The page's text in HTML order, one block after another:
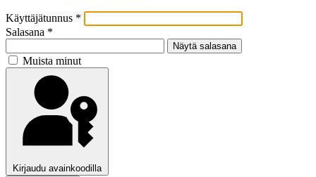
Käyttäjätunnus *
Salasana *
Näytä salasana
Muista minut
Kirjaudu avainkoodilla